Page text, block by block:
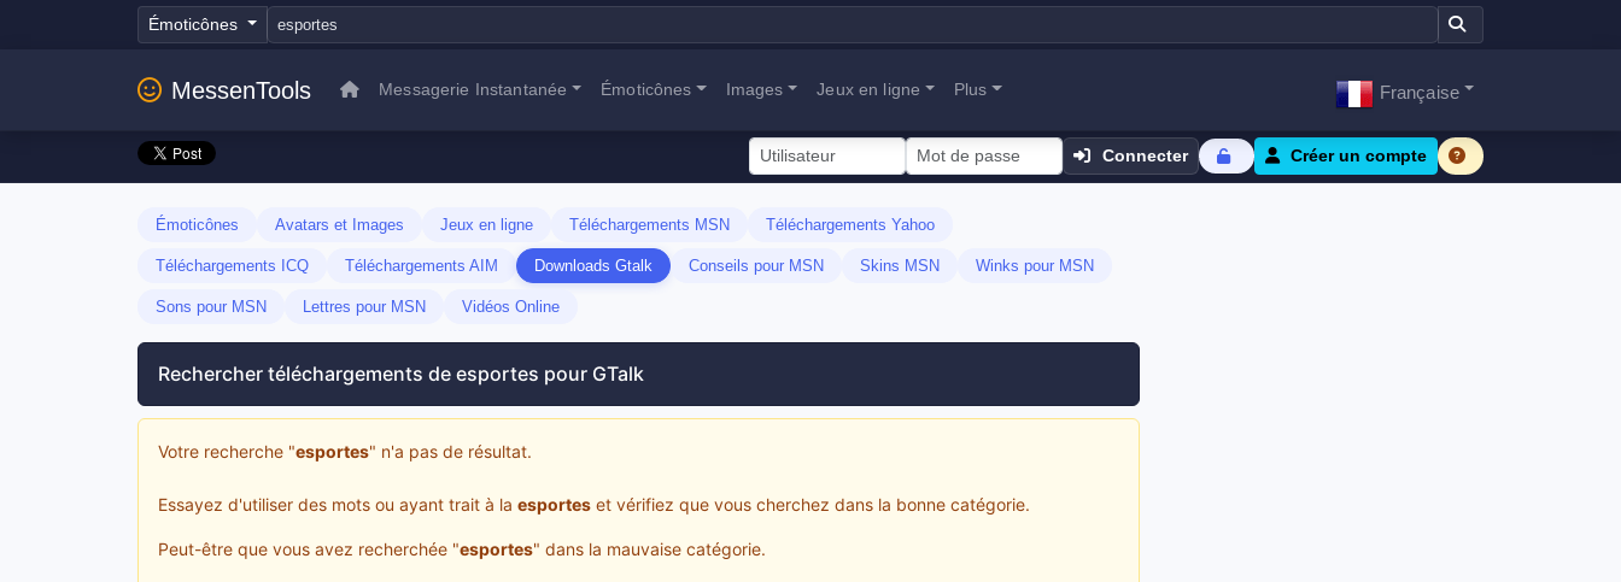
Émoticônes
MessenTools Messagerie Instantanée Émoticônes Images Jeux en ligne Plus Française
Connecter Créer un compte
Émoticônes Avatars et Images Jeux en ligne Téléchargements MSN Téléchargements Yahoo
Téléchargements ICQ Téléchargements AIM Downloads Gtalk Conseils pour MSN Skins MSN Winks pour MSN
Sons pour MSN Lettres pour MSN Vidéos Online
Rechercher téléchargements de esportes pour GTalk
Votre recherche "esportes" n'a pas de résultat.
Essayez d'utiliser des mots ou ayant trait à la esportes et vérifiez que vous cherchez dans la bonne catégorie.
Peut-être que vous avez recherchée "esportes" dans la mauvaise catégorie.